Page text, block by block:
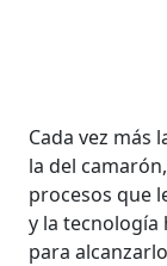
Cada vez más
la del
procesos que
y la tecnología
para